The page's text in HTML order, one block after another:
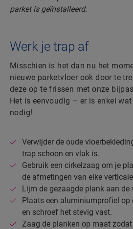
Werk je trap af
Misschien is het dan nu het
nieuwe parketvloer ook door te
deze op te frissen met onze
Het is eenvoudig – er is enkel
nodig!
Verwijder de oude
trap schoon en vlak is.
Gebruik een cirkelzaag om je
de afmetingen van elke
Lijm de gezaagde plank aan de
Plaats een aluminiumprofiel op
en schroef het stevig vast.
Zaag de planken op maat zodat